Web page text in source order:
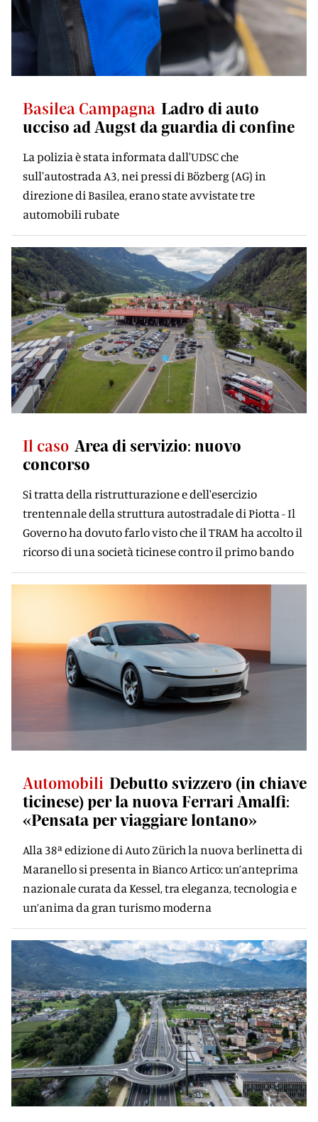
Basilea Campagna Ladro di auto
ucciso ad Augst da guardia di confine
La polizia è stata informata dall'UDSC che
sull'autostrada A3, nei pressi di Bözberg (AG) in
direzione di Basilea, erano state avvistate tre
automobili rubate
Il caso Area di servizio: nuovo
concorso
Si tratta della ristrutturazione e dell'esercizio
trentennale della struttura autostradale di Piotta - Il
Governo ha dovuto farlo visto che il TRAM ha accolto il
ricorso di una società ticinese contro il primo bando
Automobili Debutto svizzero (in chiave
ticinese) per la nuova Ferrari Amalfi:
«Pensata per viaggiare lontano»
Alla 38ª edizione di Auto Zürich la nuova berlinetta di
Maranello si presenta in Bianco Artico: un’anteprima
nazionale curata da Kessel, tra eleganza, tecnologia e
un’anima da gran turismo moderna